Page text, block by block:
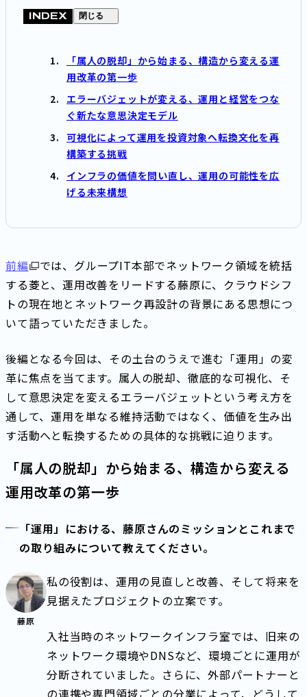
INDEX 閉じる
「属人の脱却」から始まる、構造から変える運
用改革の第一歩
エラーバジェットが変える、運用と経営をつな
ぐ新たな意思決定モデル
可視化によって運用を投資対象へ転換――文化を再
構築する挑戦
インフラの価値を問い直し、運用の可能性を広
げる未来構想
前編
では、グループIT本部でネットワーク領域を統括
する菱と、運用改善をリードする藤原に、クラウドシフ
トの現在地とネットワーク再設計の背景にある思想につ
いて語っていただきました。
後編となる今回は、その土台のうえで進む「運用」の変
革に焦点を当てます。属人の脱却、徹底的な可視化、そ
して意思決定を変えるエラーバジェットという考え方を
通して、運用を単なる維持活動ではなく、価値を生み出
す活動へと転換するための具体的な挑戦に迫ります。
「属人の脱却」から始まる、構造から変える
運用改革の第一歩
「運用」における、藤原さんのミッションとこれまで
の取り組みについて教えてください。
藤原
私の役割は、運用の見直しと改善、そして将来を
見据えたプロジェクトの立案です。
入社当時のネットワークインフラ室では、旧来の
ネットワーク環境やDNSなど、環境ごとに運用が
分断されていました。さらに、外部パートナーと
の連携や専門領域ごとの分業によって、どうして